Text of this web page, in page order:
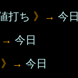
打ち 》→ 今日
→ 今日
》→ 今日